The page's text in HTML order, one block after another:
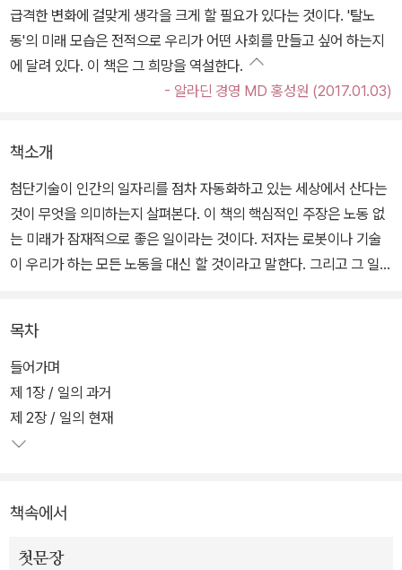
급격한 변화에 걸맞게 생각을 크게 할 필요가 있다는 것이다. '탈노
동'의 미래 모습은 전적으로 우리가 어떤 사회를 만들고 싶어 하는지
에 달려 있다. 이 책은 그 희망을 역설한다.
- 알라딘 경영 MD 홍성원 (2017.01.03)
책소개
첨단기술이 인간의 일자리를 점차 자동화하고 있는 세상에서 산다는
것이 무엇을 의미하는지 살펴본다. 이 책의 핵심적인 주장은 노동 없
는 미래가 잠재적으로 좋은 일이라는 것이다. 저자는 로봇이나 기술
이 우리가 하는 모든 노동을 대신 할 것이라고 말한다. 그리고 그 일은
우리에게 어떤 변화를 줄 것인가? 이러한 논의는 어쩌면 우리가 노동
을 다른 관점에서 볼 수 있도록 할 것이다.
그리고 실제적인 변화는 우리가 받는 임금이 수세기 동안의 정치적
이해관계의 결과라는 것을 이해한 후에야 찾아올 것이라고 말한다.
회복지에 관한 고찰, 그리고 노동 없는 미래에 대한 긍정적 견해가 필
목차
들어가며
제 1장 / 일의 과거
제 2장 / 일의 현재
책속에서
첫문장